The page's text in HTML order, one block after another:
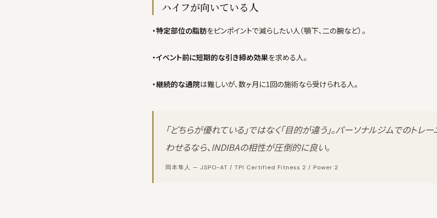
ハイフが向いている人
・特定部位の脂肪をピンポイントで減らしたい人（顎下、二の腕など）。
・イベント前に短期的な引き締め効果を求める人。
・継続的な通院は難しいが、数ヶ月に1回の施術なら受けられる人。
「どちらが優れている」ではなく「目的が違う」。パーソナルジムでのトレ
わせるなら、INDIBAの相性が圧倒的に良い。
岡本隼人 — JSPO-AT / TPI Certified Fitness 2 / Power 2